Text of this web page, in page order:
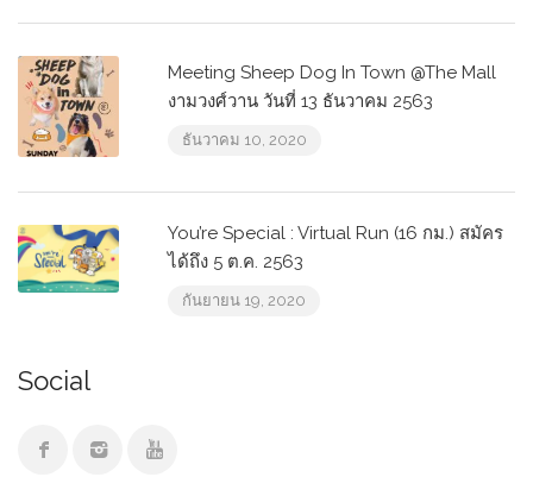
Meeting Sheep Dog In Town @The Mall
งามวงศ์วาน วันที่ 13 ธันวาคม 2563
ธันวาคม 10, 2020
You’re Special : Virtual Run (16 กม.) สมัคร
ได้ถึง 5 ต.ค. 2563
กันยายน 19, 2020
Social